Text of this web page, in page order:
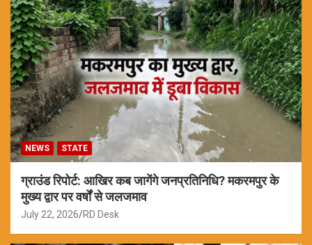
NEWS STATE
ग्राउंड रिपोर्ट: आखिर कब जागेंगे जनप्रतिनिधि? मकरमपुर के
मुख्य द्वार पर वर्षों से जलजमाव
July 22, 2026 RD Desk